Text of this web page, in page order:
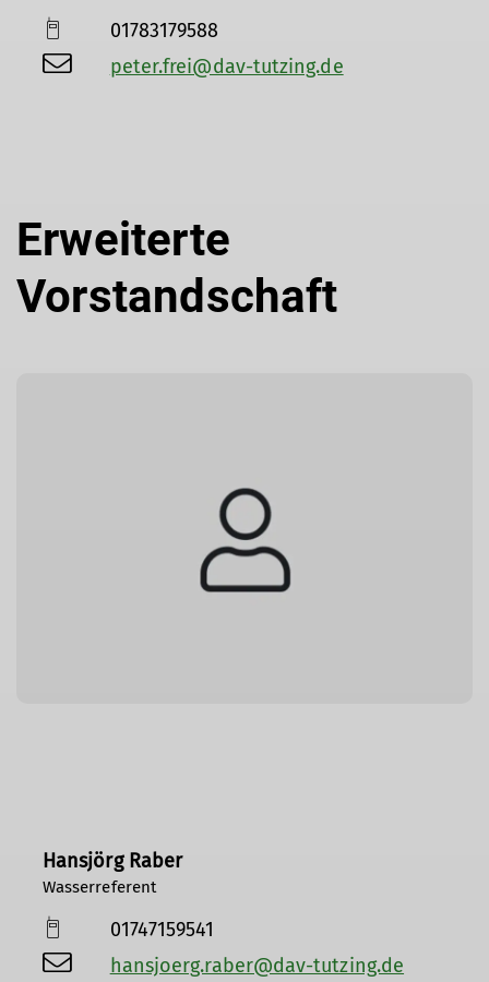
01783179588
peter.frei@dav-tutzing.de
Erweiterte
Vorstandschaft
Hansjörg Raber
Wasserreferent
01747159541
hansjoerg.raber@dav-tutzing.de